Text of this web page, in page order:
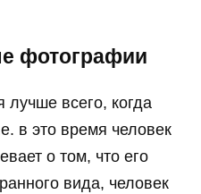
фотографии
всего, когда
в это время человек
о том, что его
вида, человек